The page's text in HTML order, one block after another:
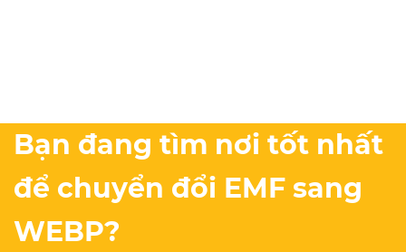
Bạn đang tìm nơi tốt nhất
để chuyển đổi EMF sang
WEBP?